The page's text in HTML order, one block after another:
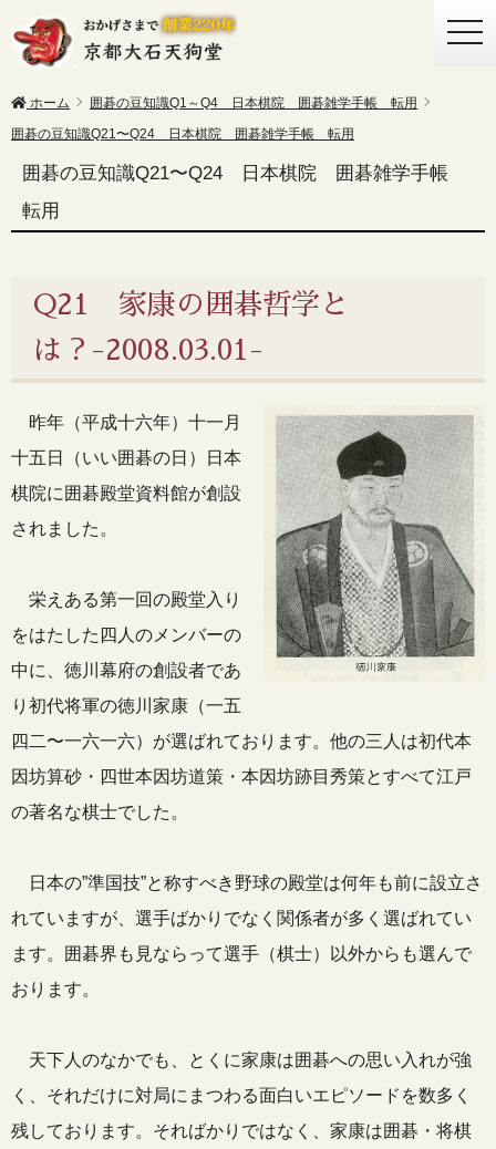
ホーム
囲碁の豆知識Q1～Q4 日本棋院 囲碁雑学手帳 転用
囲碁の豆知識Q21〜Q24 日本棋院 囲碁雑学手帳 転用
囲碁の豆知識Q21〜Q24 日本棋院 囲碁雑学手帳
転用
Q21 家康の囲碁哲学と
は？-2008.03.01-
昨年（平成十六年）十一月
十五日（いい囲碁の日）日本
棋院に囲碁殿堂資料館が創設
されました。
栄えある第一回の殿堂入り
をはたした四人のメンバーの
中に、徳川幕府の創設者であ
り初代将軍の徳川家康（一五
四二〜一六一六）が選ばれております。他の三人は初代本
因坊算砂・四世本因坊道策・本因坊跡目秀策とすべて江戸
の著名な棋士でした。
日本の”準国技”と称すべき野球の殿堂は何年も前に設立さ
れていますが、選手ばかりでなく関係者が多く選ばれてい
ます。囲碁界も見ならって選手（棋士）以外からも選んで
おります。
天下人のなかでも、とくに家康は囲碁への思い入れが強
く、それだけに対局にまつわる面白いエピソードを数多く
残しております。そればかりではなく、家康は囲碁・将棋